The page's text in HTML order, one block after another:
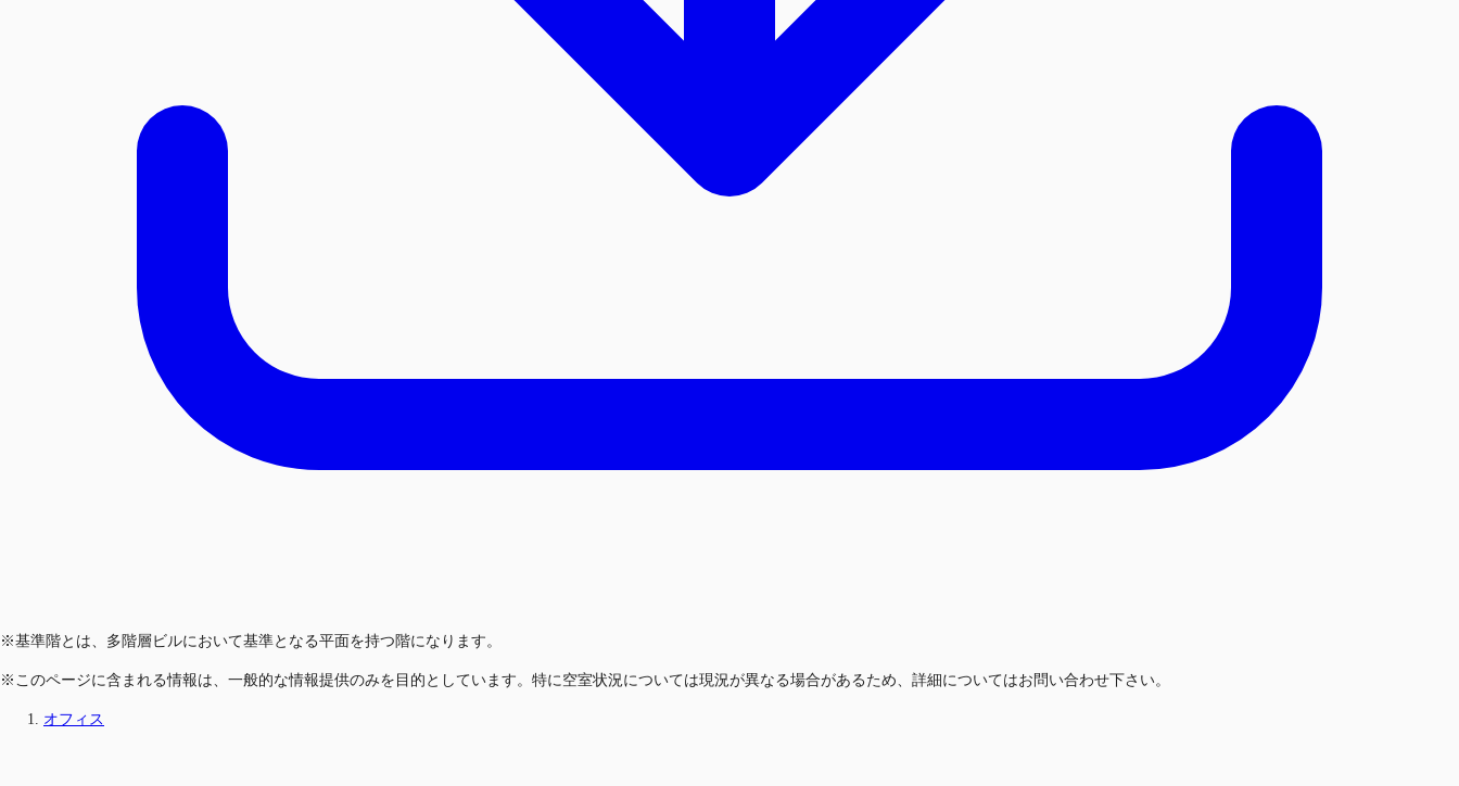
※基準階とは、多階層ビルにおいて基準となる平面を持つ階になります。
※このページに含まれる情報は、一般的な情報提供のみを目的としています。特に空室状況については現況が異なる場合があるため、詳細についてはお問い合わせ下さい。
オフィス